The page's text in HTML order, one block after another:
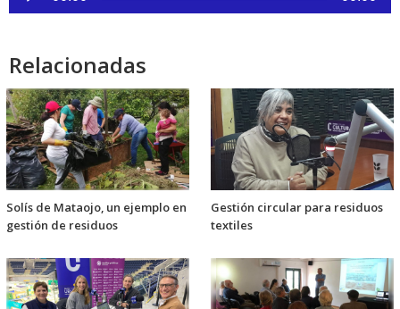
audio
Relacionadas
Solís de Mataojo, un ejemplo en
gestión de residuos
Gestión circular para residuos
textiles